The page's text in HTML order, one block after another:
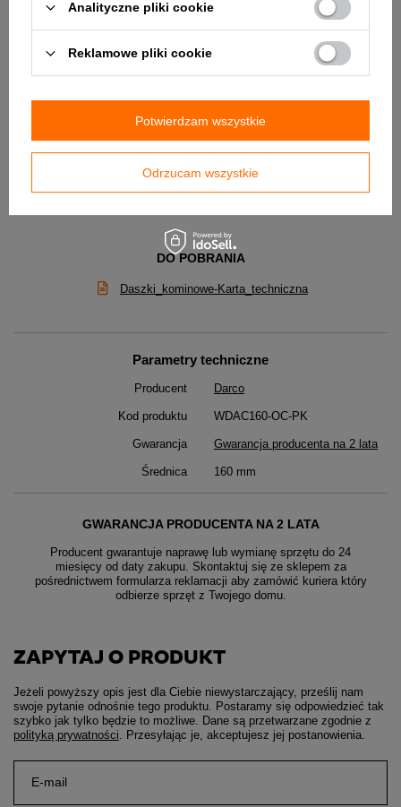
DO POBRANIA
Daszki_kominowe-Karta_techniczna
Parametry techniczne
Producent Darco
Kod produktu WDAC160-OC-PK
Gwarancja Gwarancja producenta na 2 lata
Średnica 160 mm
GWARANCJA PRODUCENTA NA 2 LATA
Producent gwarantuje naprawę lub wymianę sprzętu do 24
miesięcy od daty zakupu. Skontaktuj się ze sklepem za
pośrednictwem formularza reklamacji aby zamówić kuriera który
odbierze sprzęt z Twojego domu.
ZAPYTAJ O PRODUKT
Jeżeli powyższy opis jest dla Ciebie niewystarczający, prześlij nam
swoje pytanie odnośnie tego produktu. Postaramy się odpowiedzieć tak
szybko jak tylko będzie to możliwe.
Dane są przetwarzane zgodnie z
polityką prywatności . Przesyłając je, akceptujesz jej postanowienia.
E-mail
Analityczne pliki cookie
Reklamowe pliki cookie
Odrzucam wszystkie
Potwierdzam wszystkie